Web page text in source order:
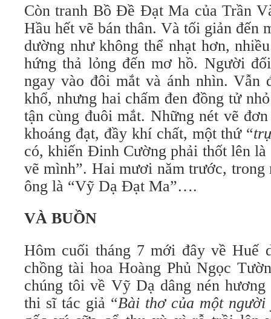
Còn tranh Bồ Đề Đạt Ma của Trần
Hầu hết vẽ bán thân. Và tối giản đến
dường như không thể nhạt hơn,
hứng thả lỏng đến mơ hồ. Người
ngay vào đôi mắt và ánh nhìn. Vẫn
khổ, nhưng hai chấm đen đồng tử
tận cùng đuôi mắt. Những nét vẽ
khoáng đạt, đầy khí chất, một thứ “
có, khiến Đinh Cường phải thốt lên là
vẽ mình”. Hai mươi năm trước,
ông là “Vỹ Dạ Đạt Ma”….
VÀ BUỒN
Hôm cuối tháng 7 mới đây về Huế
chồng tài hoa Hoàng Phủ Ngọc
chúng tôi về Vỹ Dạ dâng nén
thi sĩ tác giả “Bài thơ của một người